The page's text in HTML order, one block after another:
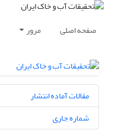
صفحه اصلی مرور
مقالات آماده انتشار
شماره جاری